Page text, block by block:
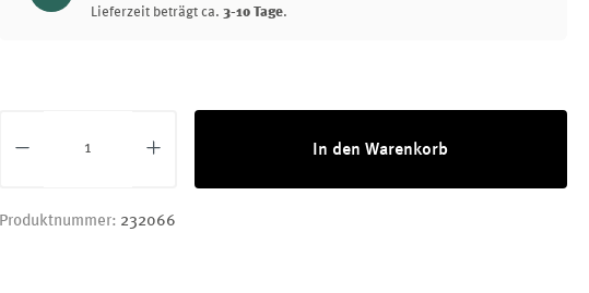
Lieferzeit beträgt ca. 3-10 Tage.
In den Warenkorb
Produktnummer: 232066